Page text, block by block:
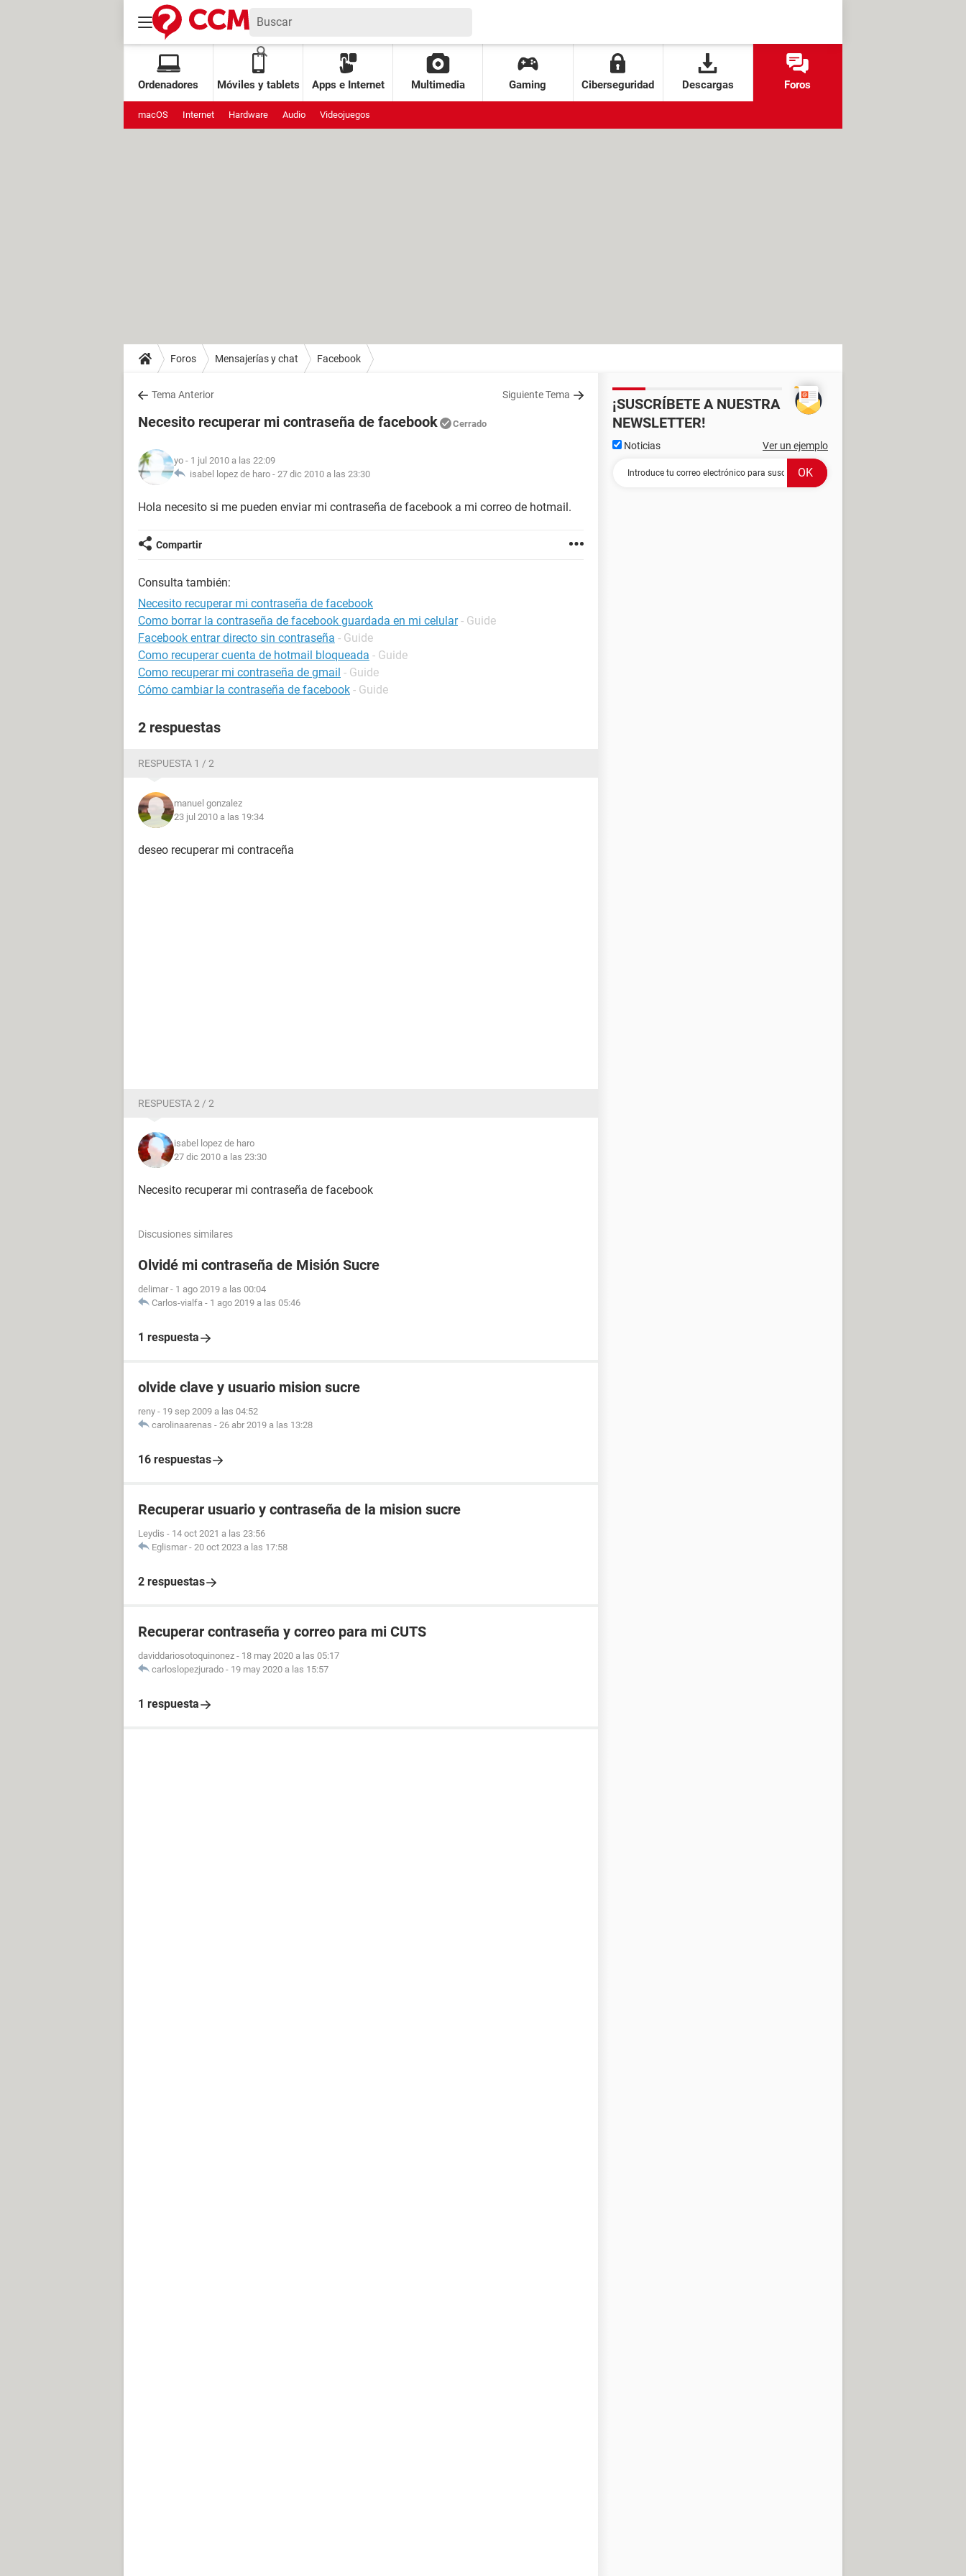
Ordenadores Móviles y tablets Apps e Internet Multimedia Gaming Ciberseguridad Descargas Foros
macOS Internet Hardware Audio Videojuegos
Foros Mensajerías y chat Facebook
Tema Anterior Siguiente Tema
Necesito recuperar mi contraseña de facebook Cerrado
yo - 1 jul 2010 a las 22:09
isabel lopez de haro - 27 dic 2010 a las 23:30
Hola necesito si me pueden enviar mi contraseña de facebook a mi correo de hotmail.
Compartir
Consulta también:
Necesito recuperar mi contraseña de facebook
Como borrar la contraseña de facebook guardada en mi celular - Guide
Facebook entrar directo sin contraseña - Guide
Como recuperar cuenta de hotmail bloqueada - Guide
Como recuperar mi contraseña de gmail - Guide
Cómo cambiar la contraseña de facebook - Guide
2 respuestas
RESPUESTA 1 / 2
manuel gonzalez
23 jul 2010 a las 19:34
deseo recuperar mi contraceña
RESPUESTA 2 / 2
isabel lopez de haro
27 dic 2010 a las 23:30
Necesito recuperar mi contraseña de facebook
Discusiones similares
Olvidé mi contraseña de Misión Sucre
delimar - 1 ago 2019 a las 00:04
Carlos-vialfa - 1 ago 2019 a las 05:46
1 respuesta
olvide clave y usuario mision sucre
reny - 19 sep 2009 a las 04:52
carolinaarenas - 26 abr 2019 a las 13:28
16 respuestas
Recuperar usuario y contraseña de la mision sucre
Leydis - 14 oct 2021 a las 23:56
Eglismar - 20 oct 2023 a las 17:58
2 respuestas
Recuperar contraseña y correo para mi CUTS
daviddariosotoquinonez - 18 may 2020 a las 05:17
carloslopezjurado - 19 may 2020 a las 15:57
1 respuesta
¡SUSCRÍBETE A NUESTRA
NEWSLETTER!
Noticias Ver un ejemplo